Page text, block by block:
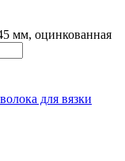
мм, оцинкованная
для вязки